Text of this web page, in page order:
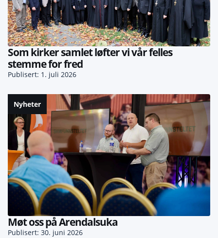
Som kirker samlet løfter vi vår felles
stemme for fred
Publisert: 1. juli 2026
Nyheter
Møt oss på Arendalsuka
Publisert: 30. juni 2026